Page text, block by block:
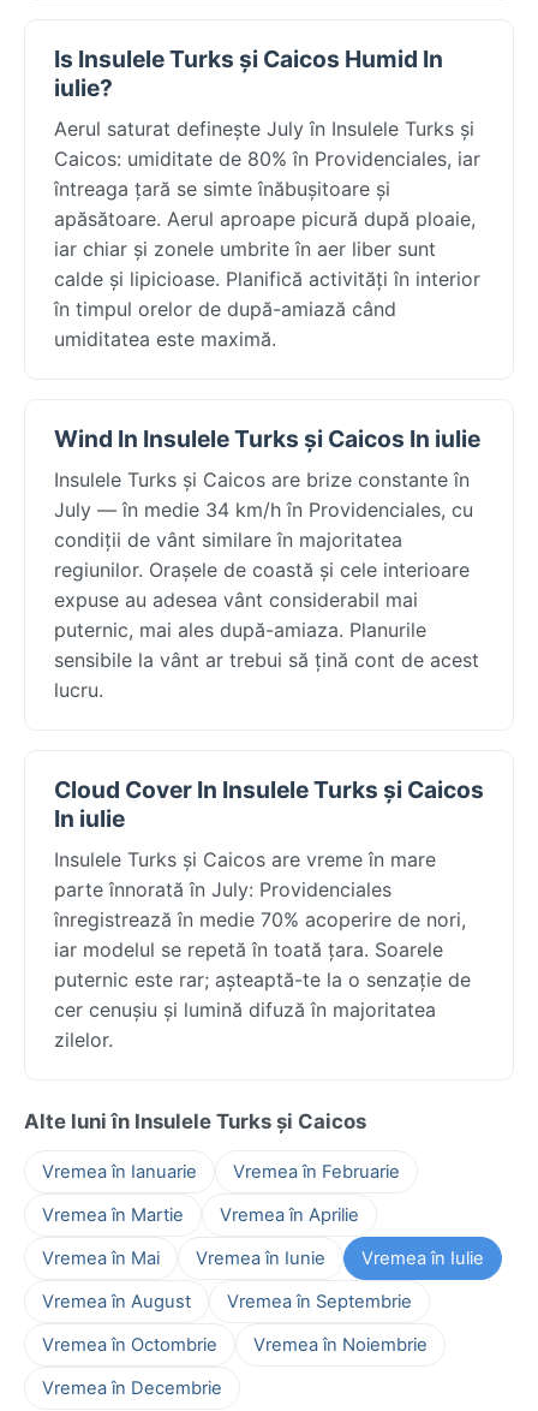
Is Insulele Turks și Caicos Humid In
iulie?
Aerul saturat definește July în Insulele Turks și
Caicos: umiditate de 80% în Providenciales, iar
întreaga țară se simte înăbușitoare și
apăsătoare. Aerul aproape picură după ploaie,
iar chiar și zonele umbrite în aer liber sunt
calde și lipicioase. Planifică activități în interior
în timpul orelor de după-amiază când
umiditatea este maximă.
Wind In Insulele Turks și Caicos In iulie
Insulele Turks și Caicos are brize constante în
July — în medie 34 km/h în Providenciales, cu
condiții de vânt similare în majoritatea
regiunilor. Orașele de coastă și cele interioare
expuse au adesea vânt considerabil mai
puternic, mai ales după-amiaza. Planurile
sensibile la vânt ar trebui să țină cont de acest
lucru.
Cloud Cover In Insulele Turks și Caicos
In iulie
Insulele Turks și Caicos are vreme în mare
parte înnorată în July: Providenciales
înregistrează în medie 70% acoperire de nori,
iar modelul se repetă în toată țara. Soarele
puternic este rar; așteaptă-te la o senzație de
cer cenușiu și lumină difuză în majoritatea
zilelor.
Alte luni în Insulele Turks și Caicos
Vremea în Ianuarie
Vremea în Februarie
Vremea în Martie
Vremea în Aprilie
Vremea în Mai
Vremea în Iunie
Vremea în Iulie
Vremea în August
Vremea în Septembrie
Vremea în Octombrie
Vremea în Noiembrie
Vremea în Decembrie